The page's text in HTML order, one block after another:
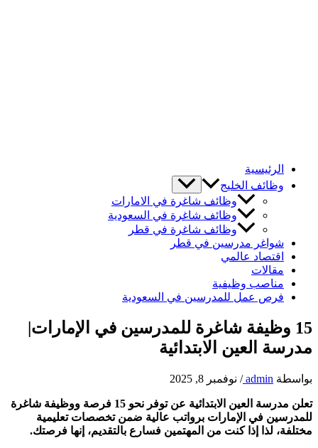
الرئيسية
وظائف الخليج
وظائف شاغرة في الامارات
وظائف شاغرة في السعودية
وظائف شاغرة في قطر
شواغر مدرسين في قطر
اقتصاد عالمي
مقالات
مناصب وظيفية
فرص عمل للمدرسين في السعودية
15 وظيفة شاغرة للمدرسين في الإمارات|
مدرسة العين الابتدائية
بواسطة admin
/ نوفمبر 8, 2025
تعلن مدرسة العين الابتدائية عن توفر نحو 15 فرصة ووظيفة شاغرة
للمدرسين في الإمارات برواتب عالية ضمن تخصصات تعليمية
مختلفة، لذا إذا كنت من المهتمين فسارع بالتقديم، إنها فرصتك.